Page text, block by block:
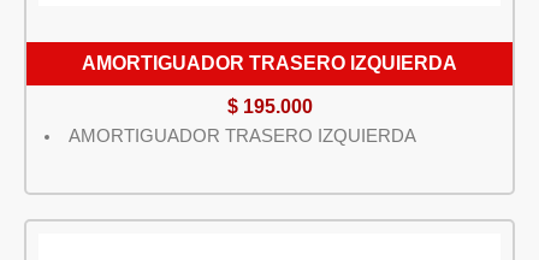
AMORTIGUADOR TRASERO IZQUIERDA
$195.000
AMORTIGUADOR TRASERO IZQUIERDA